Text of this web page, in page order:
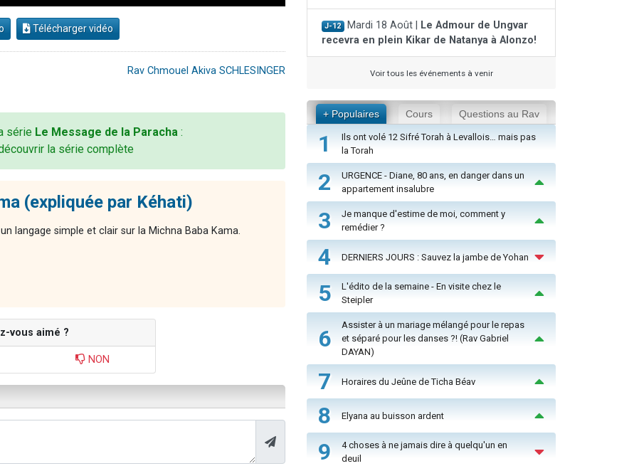
Télécharger vidéo
Rav Chmouel Akiva SCHLESINGER
série Le Message de la Paracha :
la série complète
(expliquée par Kéhati)
langage simple et clair sur la Michna Baba Kama.
vous aimé ?
NON
J-12 Mardi 18 Août |
Le Admour de Ungvar
recevra en plein Kikar de Natanya à Alonzo!
Voir tous les événements à venir
+ Populaires Cours Questions au Rav
1
Ils ont volé 12 Sifré Torah à Levallois… mais pas
la Torah
2
URGENCE - Diane, 80 ans, en danger dans un
appartement insalubre
3
Je manque d'estime de moi, comment y
remédier ?
4 DERNIERS JOURS : Sauvez la jambe de Yohan
5
L'édito de la semaine - En visite chez le
Steipler
6
Assister à un mariage mélangé pour le repas
et séparé pour les danses ?! (Rav Gabriel
DAYAN)
7 Horaires du Jeûne de Ticha Béav
8 Elyana au buisson ardent
9
4 choses à ne jamais dire à quelqu'un en
deuil